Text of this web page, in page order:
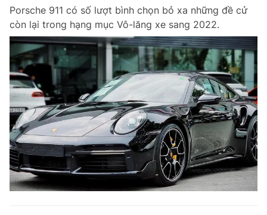
Porsche 911 có số lượt bình chọn bỏ xa những đề cử
còn lại trong hạng mục Vô-lăng xe sang 2022.